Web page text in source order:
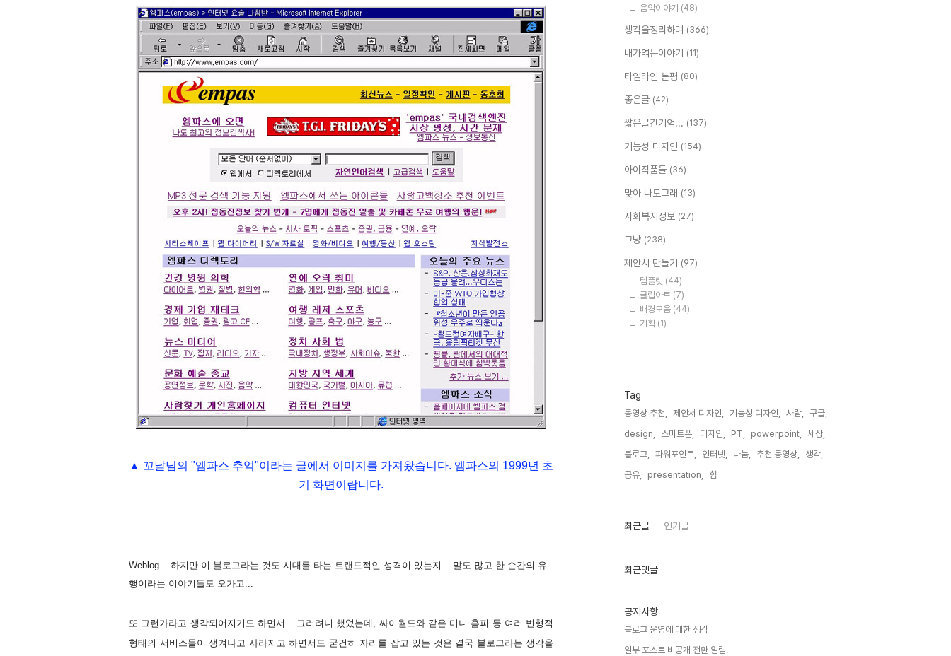
▲ 꼬날님의 "엠파스 추억"이라는 글에서 이미지를 가져왔습니다. 엠파스의 1999년 초
기 화면이랍니다.
Weblog... 하지만 이 블로그라는 것도 시대를 타는 트랜드적인 성격이 있는지... 말도 많고 한 순간의 유
행이라는 이야기들도 오가고...
또 그런가라고 생각되어지기도 하면서... 그러려니 했었는데, 싸이월드와 같은 미니 홈피 등 여러 변형적
형태의 서비스들이 생겨나고 사라지고 하면서도 굳건히 자리를 잡고 있는 것은 결국 블로그라는 생각을
음악이야기 (48)
생각을정리하며 (366)
내가엮는이야기 (11)
타임라인 논평 (80)
좋은글 (42)
짧은글긴기억... (137)
기능성 디자인 (154)
아이작품들 (36)
맞아 나도그래 (13)
사회복지정보 (27)
그냥 (238)
제안서 만들기 (97)
템플릿 (44)
클립아트 (7)
배경모음 (44)
기획 (1)
Tag
동영상 추천, 제안서 디자인, 기능성 디자인, 사람,
구글,
design,
스마트폰, 디자인, PT, powerpoint,
세상,
블로그,
파워포인트, 인터넷, 나눔, 추천 동영상,
생각,
공유,
presentation, 힘,
최
인
최근글 인기글
최근댓글
공지사항
블로그 운영에 대한 생각
일부 포스트 비공개 전환 알림.